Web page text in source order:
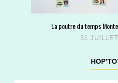
La poutre du temps
31